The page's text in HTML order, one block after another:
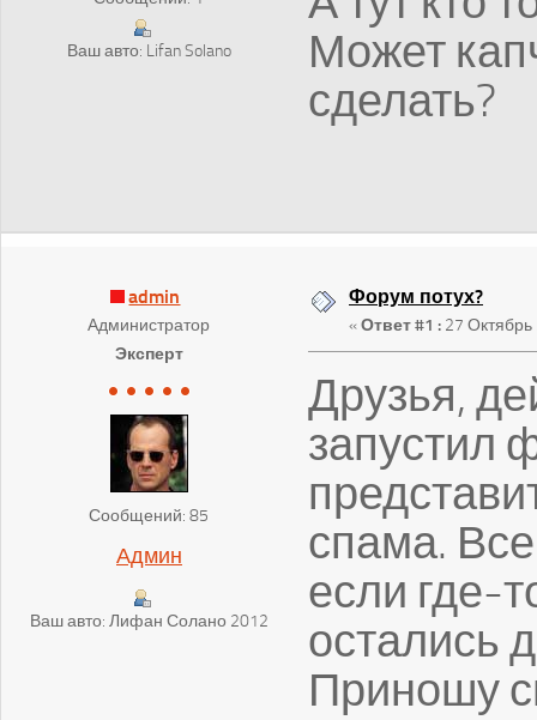
Ваш авто: Lifan Solano
Может
сделать?
admin
Администратор
Эксперт
Сообщений: 85
Админ
Ваш авто: Лифан Солано 2012
Форум потух?
«Ответ #1 : 27 Октябрь
Друзья,
запустил
спама.
если где-
остались
Приношу